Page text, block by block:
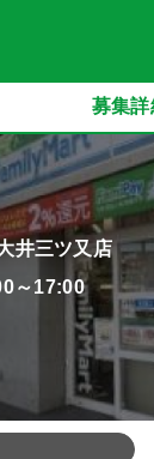
募集詳
井三ツ又店
～17:00